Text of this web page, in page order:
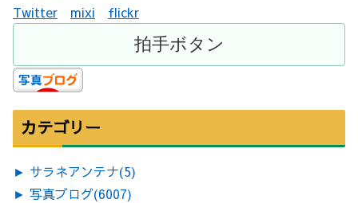
Twitter
mixi flickr
カテゴリー
► サラネアンテナ(5)
► 写真ブログ(6007)